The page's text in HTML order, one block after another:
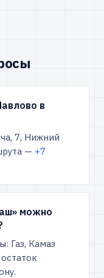
в
7, Нижний
— +7
можно
Газ, Камаз